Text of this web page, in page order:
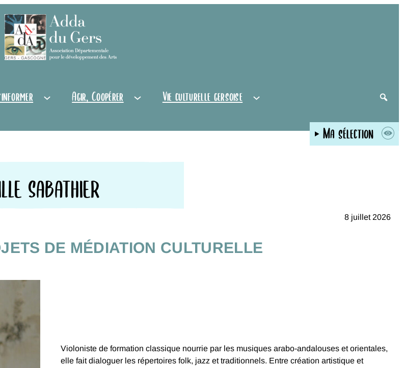
Agir, Coopérer Vie culturelle gersoise
Ma sélection
SABATHIER
8 juillet 2026
DE MÉDIATION CULTURELLE
Violoniste de formation classique nourrie par les musiques arabo-andalouses et orientales,
elle fait dialoguer les répertoires folk, jazz et traditionnels. Entre création artistique et